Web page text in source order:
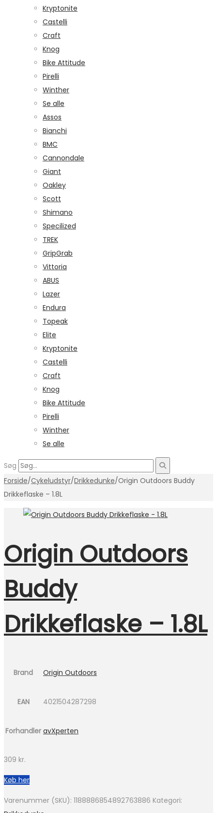
Kryptonite
Castelli
Craft
Knog
Bike Attitude
Pirelli
Winther
Se alle
Assos
Bianchi
BMC
Cannondale
Giant
Oakley
Scott
Shimano
Specilized
TREK
GripGrab
Vittoria
ABUS
Lazer
Endura
Topeak
Elite
Kryptonite
Castelli
Craft
Knog
Bike Attitude
Pirelli
Winther
Se alle
Søg
Forside/Cykeludstyr/Drikkedunke/Origin Outdoors Buddy
Drikkeflaske – 1.8L
Origin Outdoors
Buddy
Drikkeflaske – 1.8L
Brand Origin Outdoors
EAN 4021504287298
Forhandler avXperten
309 kr.
Køb her
Varenummer (SKU): 1188886854892763886 Kategori: